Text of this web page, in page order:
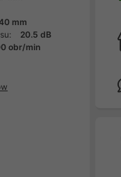
mm
20.5 dB
obr/min